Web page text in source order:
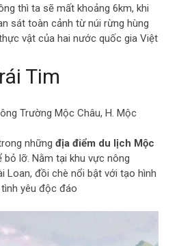
thì ta sẽ mất khoảng 6km, khi
sát toàn cảnh từ núi rừng hùng
vật của hai nước quốc gia Việt
Tim
Trường Mộc Châu, H. Mộc
những địa điểm du lịch Mộc
bỏ lỡ. Nằm tại khu vực nông
Loan, đồi chè nổi bật với tạo hình
yêu độc đáo